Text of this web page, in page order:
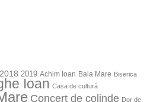
2018 2019 Achim Ioan Baia Mare Biserica
Ioan Casa de cultură
Concert de colinde Dor de